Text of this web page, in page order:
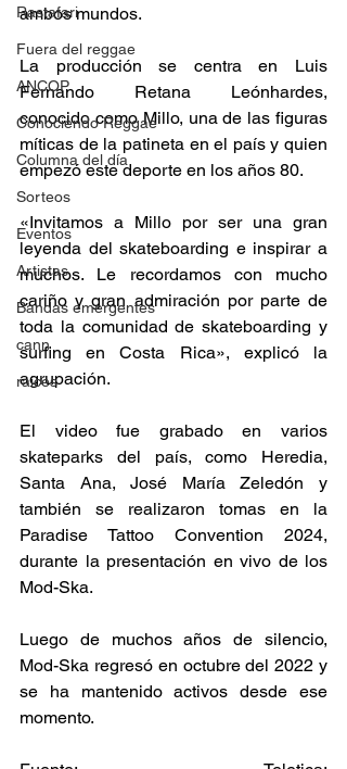
Rastafari
Fuera del reggae
ANCOP
Conociendo Reggae
Columna del día
Sorteos
Eventos
Artistas
Bandas emergentes
cann
raices
ambos mundos.
La producción se centra en Luis
Fernando Retana Leónhardes,
conocido como Millo, una de las figuras
míticas de la patineta en el país y quien
empezó este deporte en los años 80.
«Invitamos a Millo por ser una gran
leyenda del skateboarding e inspirar a
muchos. Le recordamos con mucho
cariño y gran admiración por parte de
toda la comunidad de skateboarding y
surfing en Costa Rica», explicó la
agrupación.
El video fue grabado en varios
skateparks del país, como Heredia,
Santa Ana, José María Zeledón y
también se realizaron tomas en la
Paradise Tattoo Convention 2024,
durante la presentación en vivo de los
Mod-Ska.
Luego de muchos años de silencio,
Mod-Ska regresó en octubre del 2022 y
se ha mantenido activos desde ese
momento.